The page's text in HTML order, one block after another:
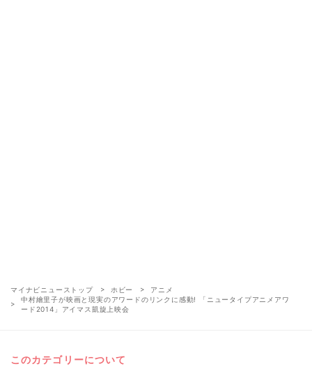
マイナビニューストップ ホビー
アニメ
中村繪里子が映画と現実のアワードのリンクに感動! 「ニュータイプアニメアワ
ード2014」アイマス凱旋上映会
このカテゴリーについて